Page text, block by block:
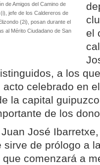
de Amigos del Camino de
jefe de los Caldereros de
(2i), posan durante el
al Mérito Ciudadano de San
el
a los
acto celebrado en
la capital
de los
José
sirve de prólogo a
comenzará a